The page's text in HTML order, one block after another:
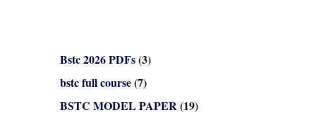
Bstc 2026 PDFs(3)
bstc full course(7)
BSTC MODEL PAPER(19)